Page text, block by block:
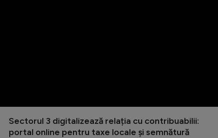
Sectorul 3 digitalizează relația cu contribuabilii:
portal online pentru taxe locale și semnătură